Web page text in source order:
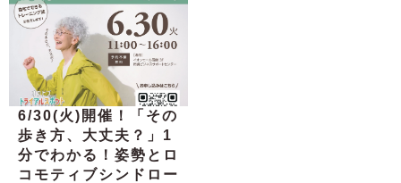
6/30(火)開催！「その
歩き方、大丈夫？」1
分でわかる！姿勢とロ
コモティブシンドロー